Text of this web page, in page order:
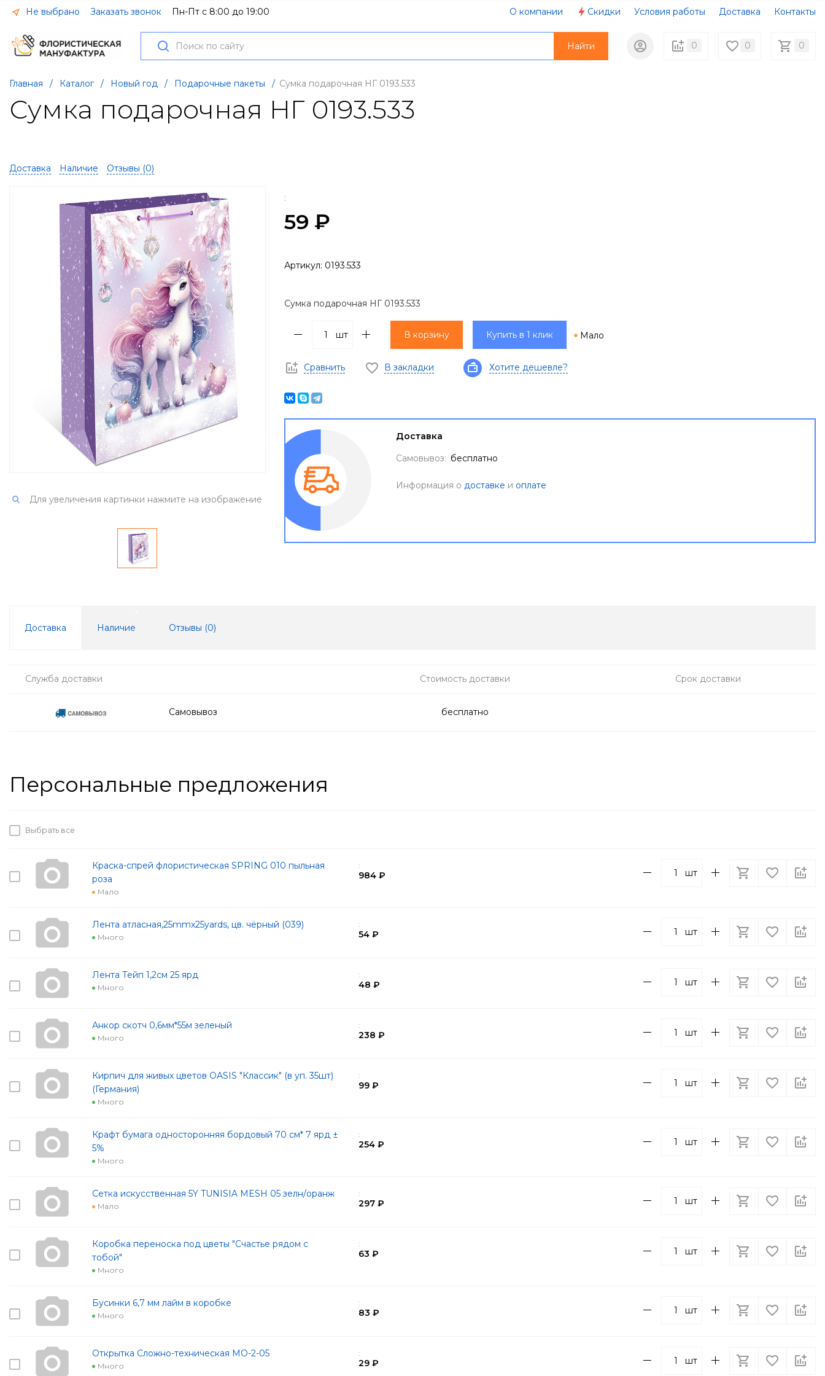
Не выбрано Заказать звонок Пн-Пт с 8:00 до 19:00 О компании Скидки Условия работы Доставка Контакты
0 0 0
Найти
Главная / Каталог / Новый год / Подарочные пакеты / Сумка подарочная НГ 0193.533
Сумка подарочная НГ 0193.533
Доставка Наличие Отзывы (0)
Для увеличения картинки нажмите на изображение
:
59 ₽
Артикул: 0193.533
Сумка подарочная НГ 0193.533
шт В корзину Купить в 1 клик Мало
Сравнить В закладки Хотите дешевле?
Доставка
Самовывоз: бесплатно
Информация о доставке и оплате
Доставка Наличие Отзывы (0)
Служба доставки Стоимость доставки Срок доставки
Самовывоз бесплатно
Персональные предложения
Выбрать все
Краска-спрей флористическая SPRING 010 пыльная
роза
Мало
:
984 ₽ шт
Лента атласная,25mmx25yards, цв. чёрный (039)
Много
:
54 ₽ шт
Лента Тейп 1,2см 25 ярд
Много
:
48 ₽ шт
Анкор скотч 0,6мм*55м зеленый
Много
:
238 ₽ шт
Кирпич для живых цветов OASIS "Классик" (в уп. 35шт)
(Германия)
Много
:
99 ₽ шт
Крафт бумага односторонняя бордовый 70 см* 7 ярд ±
5%
Много
:
254 ₽ шт
Сетка искусственная 5Y TUNISIA MESH 05 зелн/оранж
Мало
:
297 ₽ шт
Коробка переноска под цветы "Счастье рядом с
тобой"
Много
:
63 ₽ шт
Бусинки 6,7 мм лайм в коробке
Много
:
83 ₽ шт
Открытка Сложно-техническая МО-2-05
Много
:
29 ₽ шт